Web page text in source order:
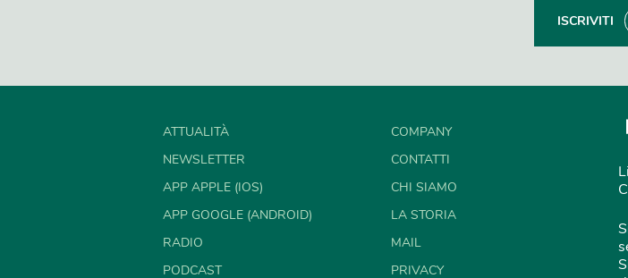
ISCRIVITI
ATTUALITÀ
NEWSLETTER
APP APPLE (IOS)
APP GOOGLE (ANDROID)
RADIO
PODCAST
COMPANY
CONTATTI
CHI SIAMO
LA STORIA
MAIL
PRIVACY